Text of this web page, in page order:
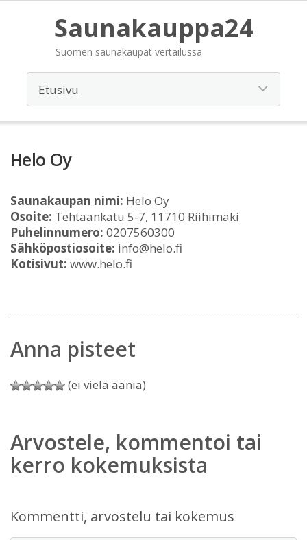
Saunakauppa24
Suomen saunakaupat vertailussa
Helo Oy
Saunakaupan nimi: Helo Oy
Osoite: Tehtaankatu 5-7, 11710 Riihimäki
Puhelinnumero: 0207560300
Sähköpostiosoite: info@helo.fi
Kotisivut: www.helo.fi
Anna pisteet
(ei vielä ääniä)
Arvostele, kommentoi tai
kerro kokemuksista
Kommentti, arvostelu tai kokemus